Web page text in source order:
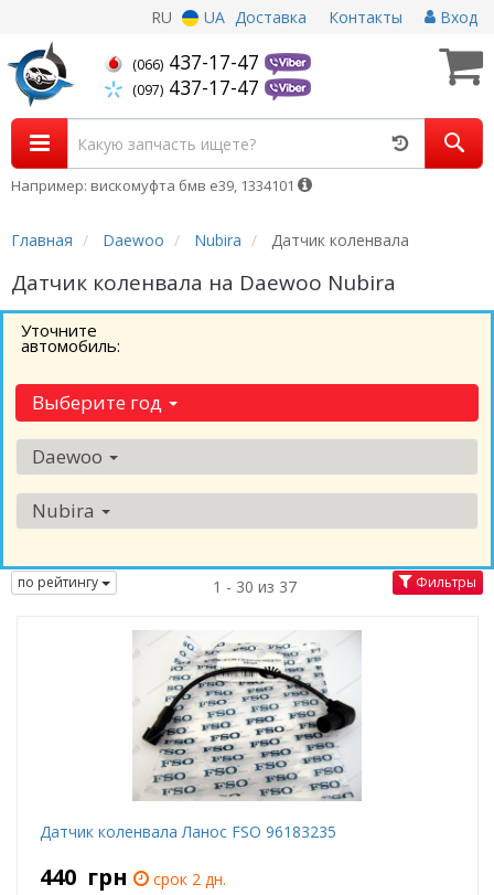
RU UA Доставка Контакты Вход
(066) 437-17-47
(097) 437-17-47
Например: вискомуфта бмв е39, 1334101
Главная Daewoo Nubira Датчик коленвала
Датчик коленвала на Daewoo Nubira
Уточните
автомобиль:
Выберите год
Daewoo
Nubira
по рейтингу 1 - 30 из 37 Фильтры
Датчик коленвала Ланос FSO 96183235
440 грн
срок 2 дн.